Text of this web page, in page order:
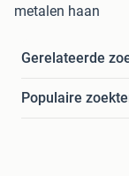
metalen haan
Gerelateerde
Populaire